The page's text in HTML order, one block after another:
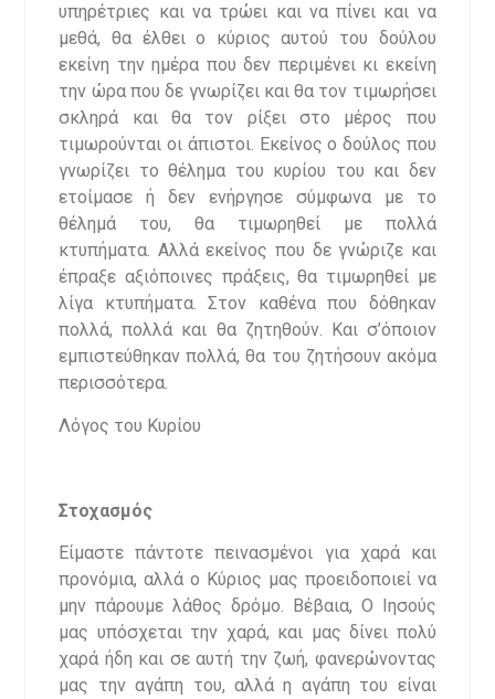
υπηρέτριες και να τρώει και να πίνει και να
μεθά, θα έλθει ο κύριος αυτού του δούλου
εκείνη την ημέρα που δεν περιμένει κι εκείνη
την ώρα που δε γνωρίζει και θα τον τιμωρήσει
σκληρά και θα τον ρίξει στο μέρος που
τιμωρούνται οι άπιστοι. Εκείνος ο δούλος που
γνωρίζει το θέλημα του κυρίου του και δεν
ετοίμασε ή δεν ενήργησε σύμφωνα με το
θέλημά του, θα τιμωρηθεί με πολλά
κτυπήματα. Αλλά εκείνος που δε γνώριζε και
έπραξε αξιόποινες πράξεις, θα τιμωρηθεί με
λίγα κτυπήματα. Στον καθένα που δόθηκαν
πολλά, πολλά και θα ζητηθούν. Και σ’όποιον
εμπιστεύθηκαν πολλά, θα του ζητήσουν ακόμα
περισσότερα.
Λόγος του Κυρίου
Στοχασμός
Είμαστε πάντοτε πεινασμένοι για χαρά και
προνόμια, αλλά ο Κύριος μας προειδοποιεί να
μην πάρουμε λάθος δρόμο. Βέβαια, Ο Ιησούς
μας υπόσχεται την χαρά, και μας δίνει πολύ
χαρά ήδη και σε αυτή την ζωή, φανερώνοντας
μας την αγάπη του, αλλά η αγάπη του είναι